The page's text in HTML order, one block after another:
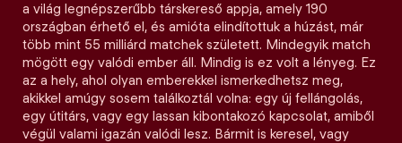
a világ legnépszerűbb társkereső appja, amely 190
országban érhető el, és amióta elindítottuk a húzást, már
több mint 55 milliárd matchek született. Mindegyik match
mögött egy valódi ember áll. Mindig is ez volt a lényeg. Ez
az a hely, ahol olyan emberekkel ismerkedhetsz meg,
akikkel amúgy sosem találkoztál volna: egy új fellángolás,
egy útitárs, vagy egy lassan kibontakozó kapcsolat, amiből
végül valami igazán valódi lesz. Bármit is keresel, vagy